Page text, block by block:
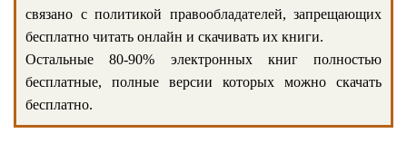
связано с политикой правообладателей, запрещающих
бесплатно читать онлайн и скачивать их книги.
Остальные 80-90% электронных книг полностью
бесплатные, полные версии которых можно скачать
бесплатно.